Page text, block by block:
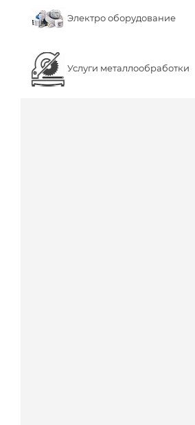
Электро оборудование
Услуги металлообработки